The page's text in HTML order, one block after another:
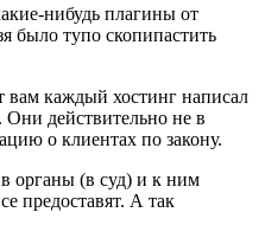
нибудь плагины от
было тупо скопипастить
вам каждый хостинг написал
действительно не в
о клиентах по закону.
органы (в суд) и к ним
предоставят. А так